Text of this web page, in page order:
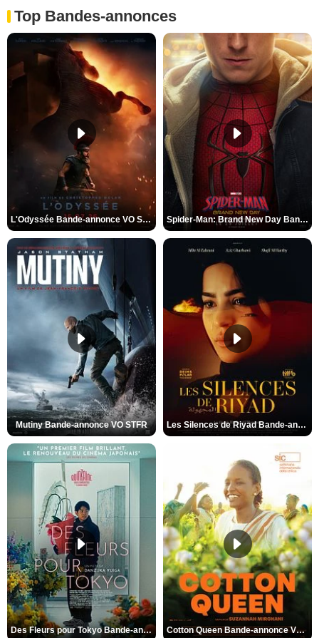
Top Bandes-annonces
L'Odyssée Bande-annonce VO STFR Spider-Man: Brand New Day Bande-annonce VO STFR
Mutiny Bande-annonce VO STFR Les Silences de Riyad Bande-annonce VO STFR
Des Fleurs pour Tokyo Bande-annonce VO STFR Cotton Queen Bande-annonce VO STFR